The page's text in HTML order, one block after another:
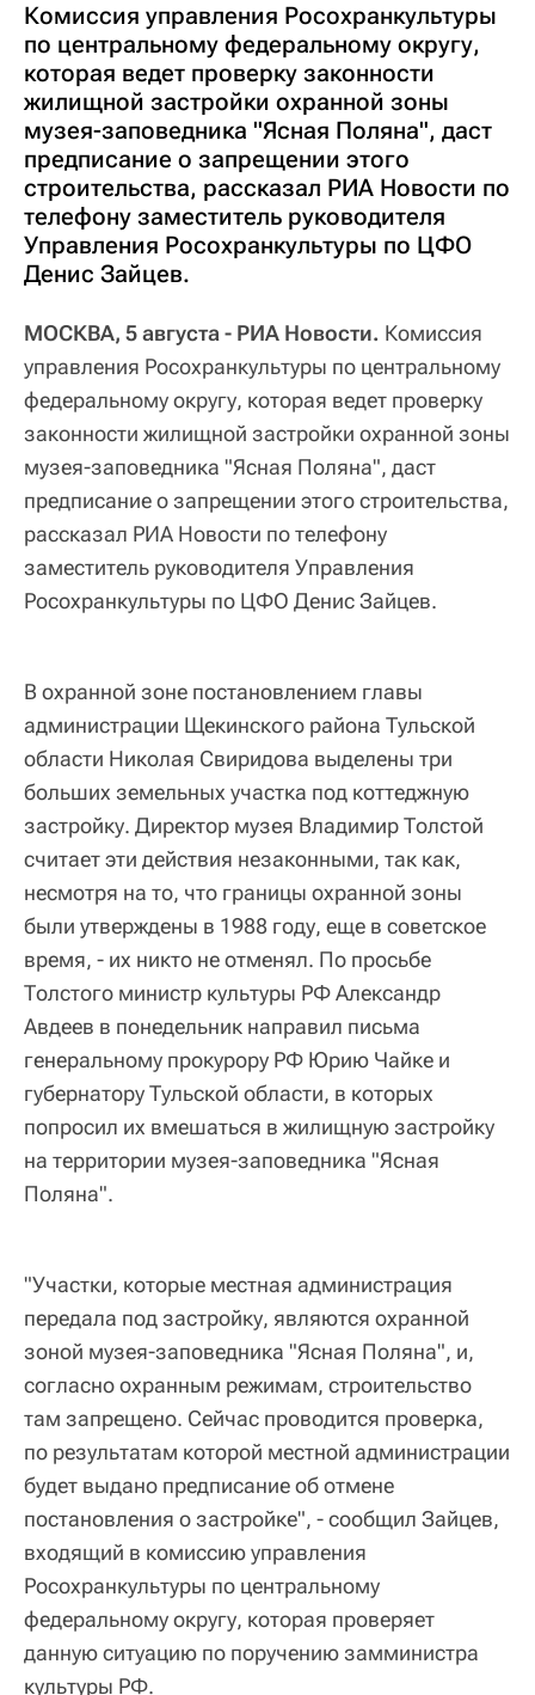
Комиссия управления Росохранкультуры
по центральному федеральному округу,
которая ведет проверку законности
жилищной застройки охранной зоны
музея-заповедника "Ясная Поляна", даст
предписание о запрещении этого
строительства, рассказал РИА Новости по
телефону заместитель руководителя
Управления Росохранкультуры по ЦФО
Денис Зайцев.
МОСКВА, 5 августа - РИА Новости. Комиссия
управления Росохранкультуры по центральному
федеральному округу, которая ведет проверку
законности жилищной застройки охранной зоны
музея-заповедника "Ясная Поляна", даст
предписание о запрещении этого строительства,
рассказал РИА Новости по телефону
заместитель руководителя Управления
Росохранкультуры по ЦФО Денис Зайцев.
В охранной зоне постановлением главы
администрации Щекинского района Тульской
области Николая Свиридова выделены три
больших земельных участка под коттеджную
застройку. Директор музея Владимир Толстой
считает эти действия незаконными, так как,
несмотря на то, что границы охранной зоны
были утверждены в 1988 году, еще в советское
время, - их никто не отменял. По просьбе
Толстого министр культуры РФ Александр
Авдеев в понедельник направил письма
генеральному прокурору РФ Юрию Чайке и
губернатору Тульской области, в которых
попросил их вмешаться в жилищную застройку
на территории музея-заповедника "Ясная
Поляна".
"Участки, которые местная администрация
передала под застройку, являются охранной
зоной музея-заповедника "Ясная Поляна", и,
согласно охранным режимам, строительство
там запрещено. Сейчас проводится проверка,
по результатам которой местной администрации
будет выдано предписание об отмене
постановления о застройке", - сообщил Зайцев,
входящий в комиссию управления
Росохранкультуры по центральному
федеральному округу, которая проверяет
данную ситуацию по поручению замминистра
культуры РФ.